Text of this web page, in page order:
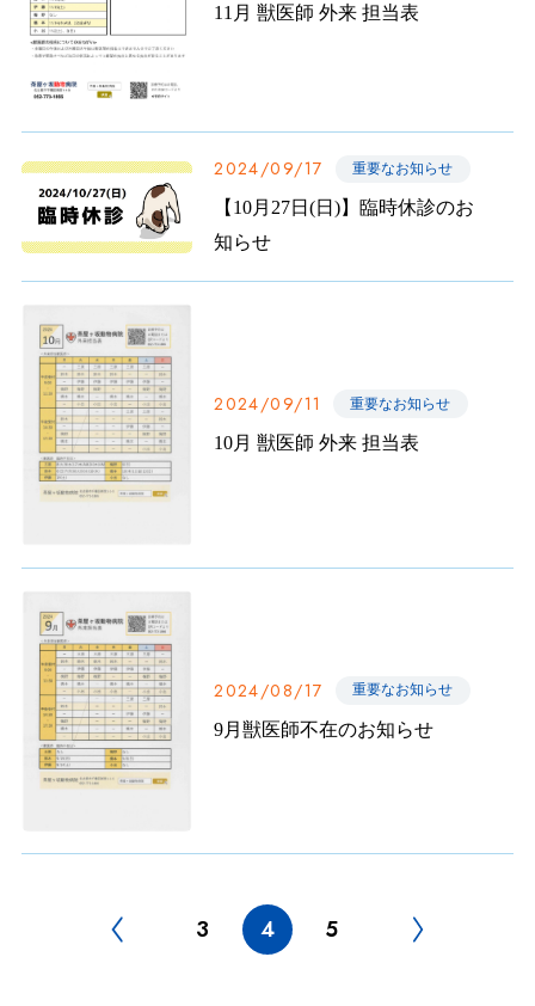
11月 獣医師 外来 担当表
2024/09/17 重要なお知らせ
【10月27日(日)】臨時休診のお
知らせ
2024/09/11 重要なお知らせ
10月 獣医師 外来 担当表
2024/08/17 重要なお知らせ
9月獣医師不在のお知らせ
3 4 5